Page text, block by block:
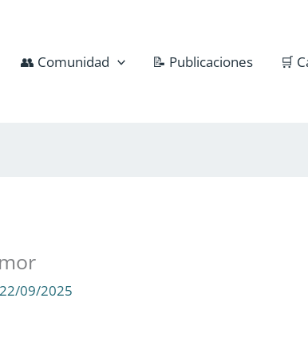
👥 Comunidad 📝 Publicaciones 🛒
22/09/2025